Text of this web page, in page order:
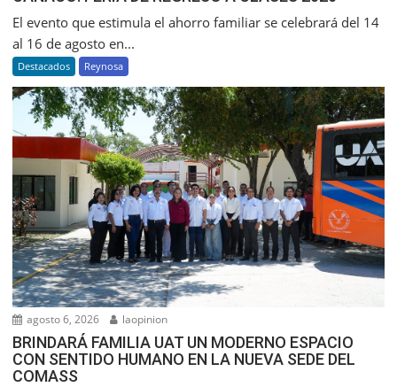
El evento que estimula el ahorro familiar se celebrará del 14
al 16 de agosto en...
Destacados Reynosa
agosto 6, 2026 laopinion
BRINDARÁ FAMILIA UAT UN MODERNO ESPACIO
CON SENTIDO HUMANO EN LA NUEVA SEDE DEL
COMASS